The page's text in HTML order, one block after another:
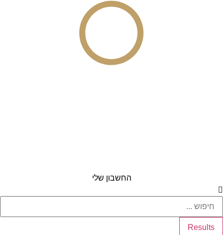
החשבון שלי
Search
...
Results